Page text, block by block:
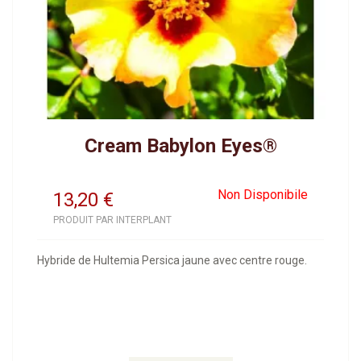
Cream Babylon Eyes®
13,20 Non Disponibile
€
PRODUIT PAR INTERPLANT
Hybride de Hultemia Persica jaune avec centre rouge.